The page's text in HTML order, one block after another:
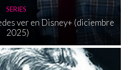
SERIES
ver en Disney+ (diciembre
2025)